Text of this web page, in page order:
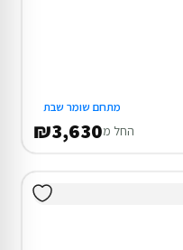
מתחם שומר שבת
החל מ₪3,630